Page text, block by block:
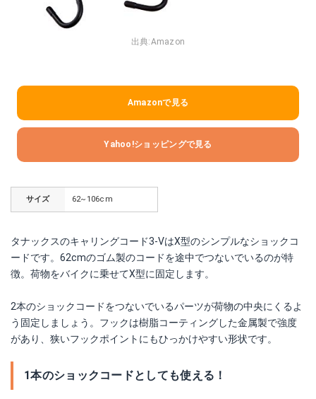
出典:Amazon
Amazonで見る
Yahoo!ショッピングで見る
サイズ 62~106cm
タナックスのキャリングコード3-VはX型のシンプルなショックコ
ードです。62cmのゴム製のコードを途中でつないでいるのが特
徴。荷物をバイクに乗せてX型に固定します。
2本のショックコードをつないでいるパーツが荷物の中央にくるよ
う固定しましょう。フックは樹脂コーティングした金属製で強度
があり、狭いフックポイントにもひっかけやすい形状です。
1本のショックコードとしても使える！